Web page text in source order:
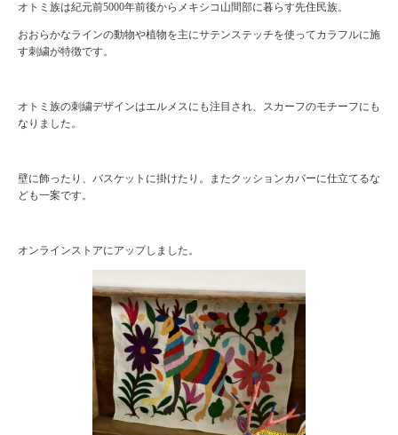
オトミ族は紀元前5000年前後からメキシコ山間部に暮らす先住民族。
おおらかなラインの動物や植物を主にサテンステッチを使ってカラフルに施
す刺繍が特徴です。
オトミ族の刺繍デザインはエルメスにも注目され、スカーフのモチーフにも
なりました。
壁に飾ったり、バスケットに掛けたり。またクッションカバーに仕立てるな
ども一案です。
オンラインストアにアップしました。